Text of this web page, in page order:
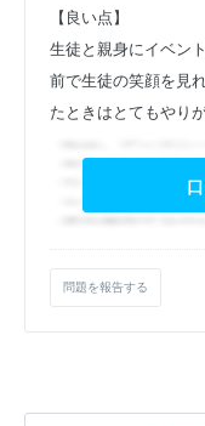
【良い点】
生徒と親身にイベン
前で生徒の笑顔を見
たときはとてもやり
問題を報告する